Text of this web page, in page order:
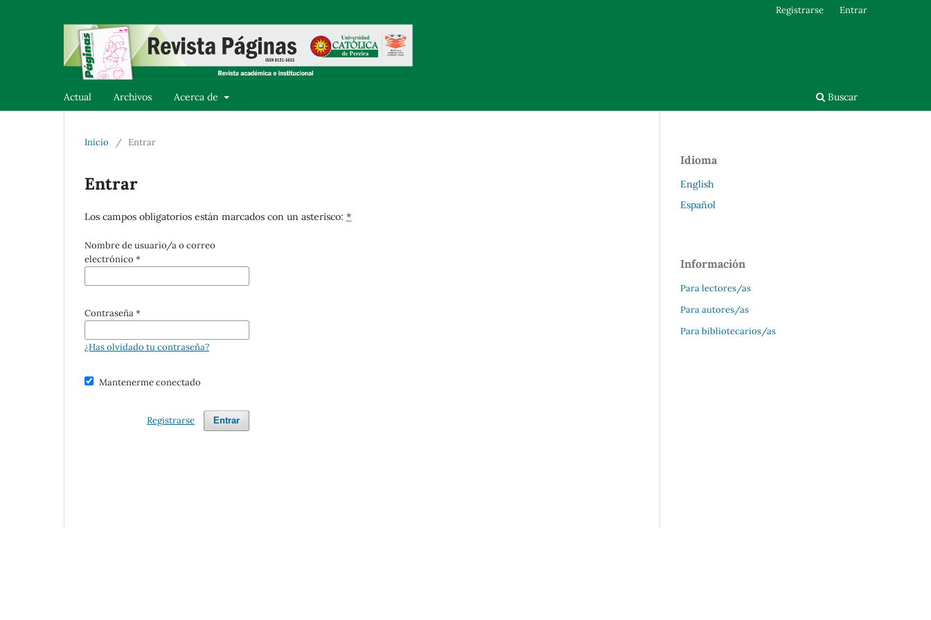
Actual Archivos Acerca de Buscar
Registrarse Entrar
Inicio / Entrar
Entrar
Los campos obligatorios están marcados con un asterisco: *
Nombre de usuario/a o correo
electrónico *
Contraseña*
¿Has olvidado tu contraseña?
Mantenerme conectado
Entrar
Registrarse
Idioma
English
Español
Información
Para lectores/as
Para autores/as
Para bibliotecarios/as